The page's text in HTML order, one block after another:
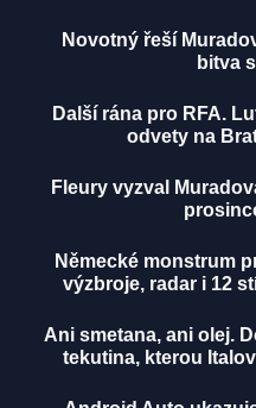
Novotný řeší
bitva
Další rána pro RFA.
odvety na
Fleury vyzval
Německé monstrum
výzbroje, radar i 12
Ani smetana, ani olej.
tekutina, kterou